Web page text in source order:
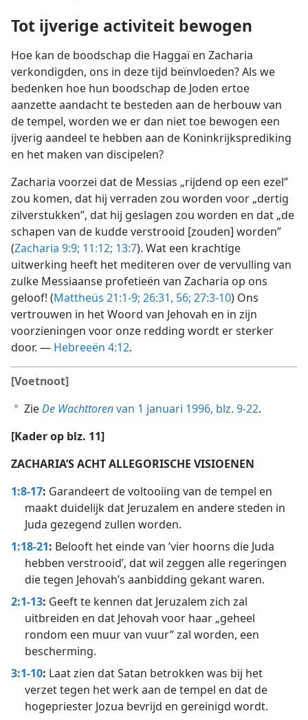
Tot ijverige activiteit bewogen
Hoe kan de boodschap die Haggaï en Zacharia
verkondigden, ons in deze tijd beïnvloeden? Als we
bedenken hoe hun boodschap de Joden ertoe
aanzette aandacht te besteden aan de herbouw van
de tempel, worden we er dan niet toe bewogen een
ijverig aandeel te hebben aan de Koninkrijksprediking
en het maken van discipelen?
Zacharia voorzei dat de Messias „rijdend op een ezel”
zou komen, dat hij verraden zou worden voor „dertig
zilverstukken”, dat hij geslagen zou worden en dat „de
schapen van de kudde verstrooid [zouden] worden”
(Zacharia 9:9; 11:12; 13:7). Wat een krachtige
uitwerking heeft het mediteren over de vervulling van
zulke Messiaanse profetieën van Zacharia op ons
geloof! (Mattheüs 21:1-9; 26:31, 56; 27:3-10) Ons
vertrouwen in het Woord van Jehovah en in zijn
voorzieningen voor onze redding wordt er sterker
door. — Hebreeën 4:12.
[Voetnoot]
a ZieDe Wachttorenvan 1 januari 1996, blz. 9-22.
[Kader op blz. 11]
ZACHARIA’S ACHT ALLEGORISCHE VISIOENEN
1:8-17: Garandeert de voltooiing van de tempel en
maakt duidelijk dat Jeruzalem en andere steden in
Juda gezegend zullen worden.
1:18-21: Belooft het einde van ’vier hoorns die Juda
hebben verstrooid’, dat wil zeggen alle regeringen
die tegen Jehovah’s aanbidding gekant waren.
2:1-13: Geeft te kennen dat Jeruzalem zich zal
uitbreiden en dat Jehovah voor haar „geheel
rondom een muur van vuur” zal worden, een
bescherming.
3:1-10: Laat zien dat Satan betrokken was bij het
verzet tegen het werk aan de tempel en dat de
hogepriester Jozua bevrijd en gereinigd wordt.